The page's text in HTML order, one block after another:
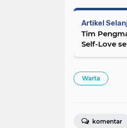
Artikel
Tim
Self-Love
Warta
komentar